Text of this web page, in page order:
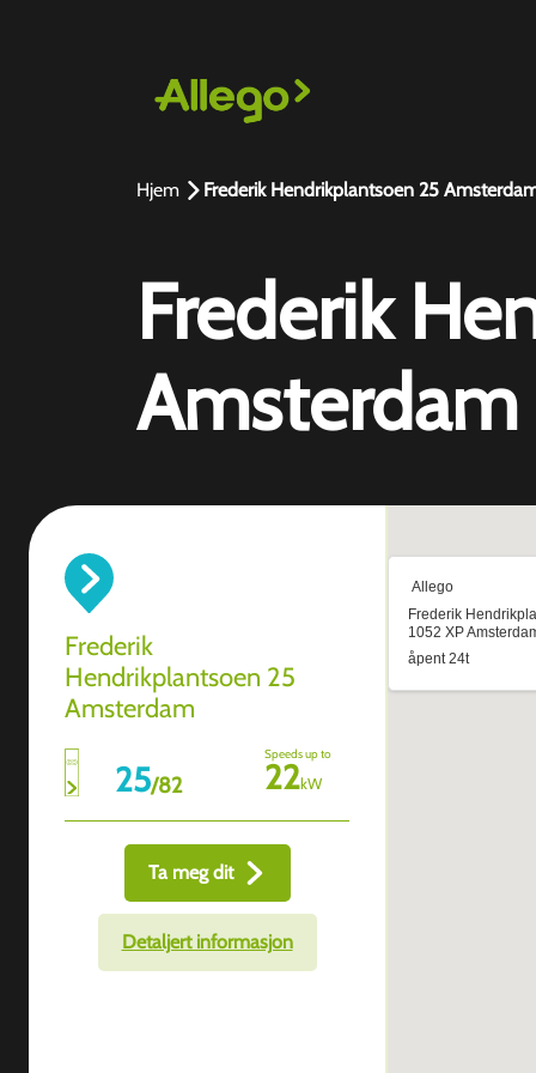
Hjem Frederik Hendrikplantsoen 25
Frederik
Amsterdam
Frederik
Hendrikplantsoen 25
Amsterdam
25/82
Speeds up to
22kW
Ta meg dit
Detaljert informasjon